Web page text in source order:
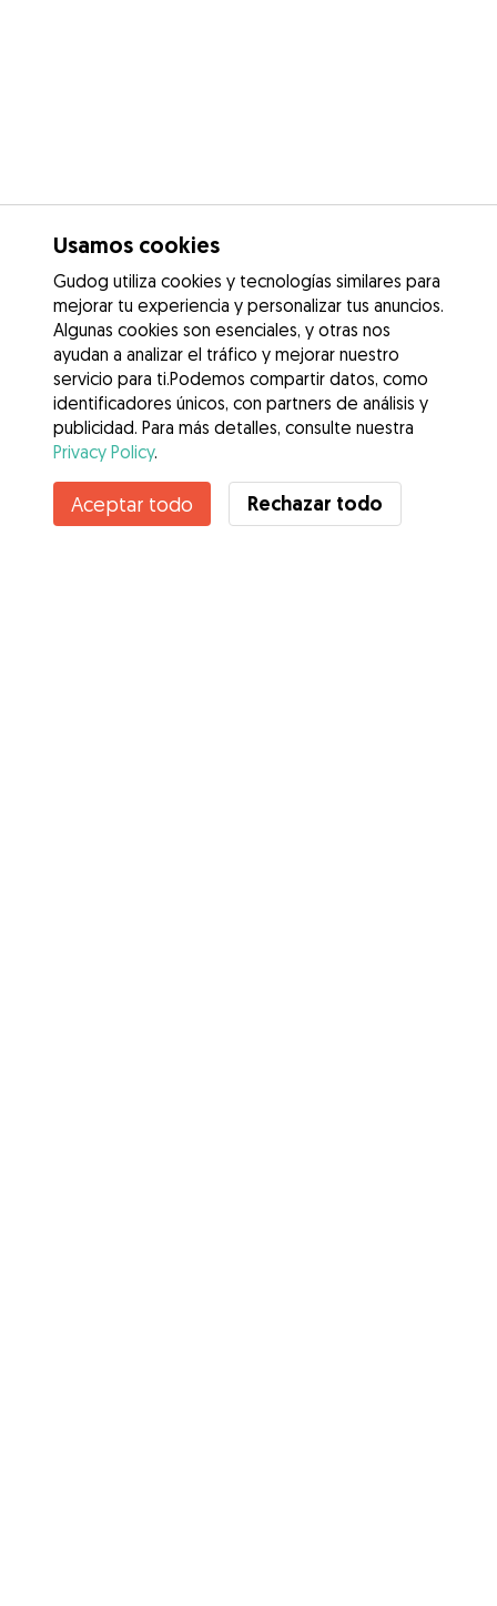
Usamos cookies
Gudog utiliza cookies y tecnologías similares para
mejorar tu experiencia y personalizar tus anuncios.
Algunas cookies son esenciales, y otras nos
ayudan a analizar el tráfico y mejorar nuestro
servicio para ti.Podemos compartir datos, como
identificadores únicos, con partners de análisis y
publicidad. Para más detalles, consulte nuestra
Privacy Policy.
Aceptar todo Rechazar todo